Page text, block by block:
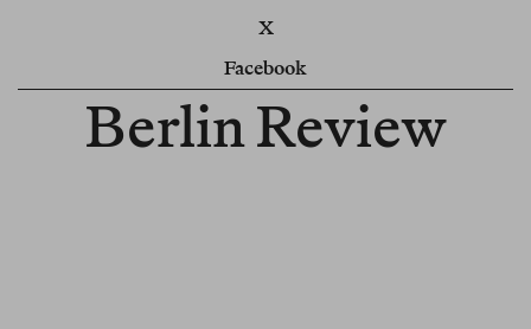
X
Facebook
Berlin Review